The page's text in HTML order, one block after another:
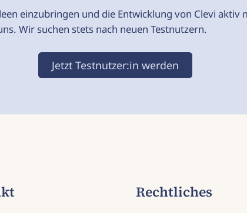
einzubringen und die Entwicklung von Clevi aktiv
Wir suchen stets nach neuen Testnutzern.
Jetzt Testnutzer:in werden
Rechtliches